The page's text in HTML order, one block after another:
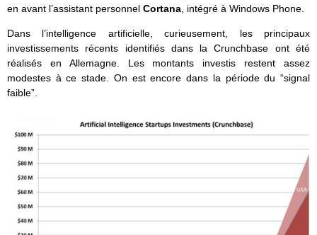
en avant l’assistant personnel Cortana , intégré à Windows Phone.
Dans l’intelligence artificielle, curieusement, les principaux
investissements récents identifiés dans la Crunchbase ont été
réalisés en Allemagne. Les montants investis restent assez
modestes à ce stade. On est encore dans la période du “signal
faible”.